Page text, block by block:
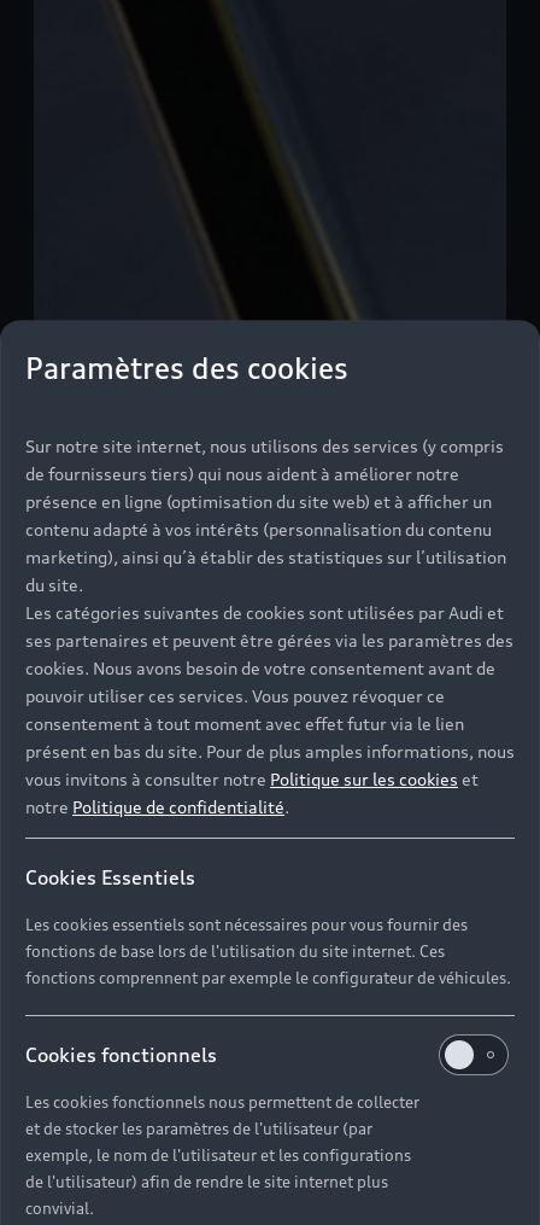
Paramètres des cookies
Sur notre site internet, nous utilisons des services (y compris
de fournisseurs tiers) qui nous aident à améliorer notre
présence en ligne (optimisation du site web) et à afficher un
contenu adapté à vos intérêts (personnalisation du contenu
marketing), ainsi qu’à établir des statistiques sur l’utilisation
du site.
Les catégories suivantes de cookies sont utilisées par Audi et
ses partenaires et peuvent être gérées via les paramètres des
cookies. Nous avons besoin de votre consentement avant de
pouvoir utiliser ces services. Vous pouvez révoquer ce
consentement à tout moment avec effet futur via le lien
présent en bas du site. Pour de plus amples informations, nous
vous invitons à consulter notre Politique sur les cookies et
notre Politique de confidentialité.
Cookies Essentiels
Les cookies essentiels sont nécessaires pour vous fournir des
fonctions de base lors de l'utilisation du site internet. Ces
fonctions comprennent par exemple le configurateur de véhicules.
Cookies fonctionnels
Les cookies fonctionnels nous permettent de collecter
et de stocker les paramètres de l'utilisateur (par
exemple, le nom de l'utilisateur et les configurations
de l'utilisateur) afin de rendre le site internet plus
convivial.